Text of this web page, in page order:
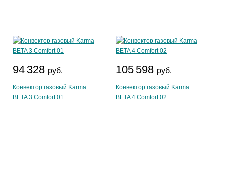
94 328 руб.
Конвектор газовый Karma
BETA 3 Comfort 01
105 598 руб.
Конвектор газовый Karma
BETA 4 Comfort 02